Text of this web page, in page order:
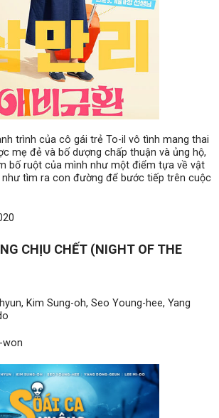
trình của cô gái trẻ To-il vô tình mang thai
mẹ đẻ và bố dượng chấp thuận và ủng hộ,
bố ruột của mình như một điểm tựa về vật
tìm ra con đường để bước tiếp trên cuộc
CHỊU CHẾT (NIGHT OF THE
Kim Sung-oh, Seo Young-hee, Yang
won